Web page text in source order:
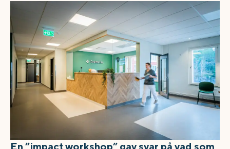
En ”impact workshop” gav svar på vad som